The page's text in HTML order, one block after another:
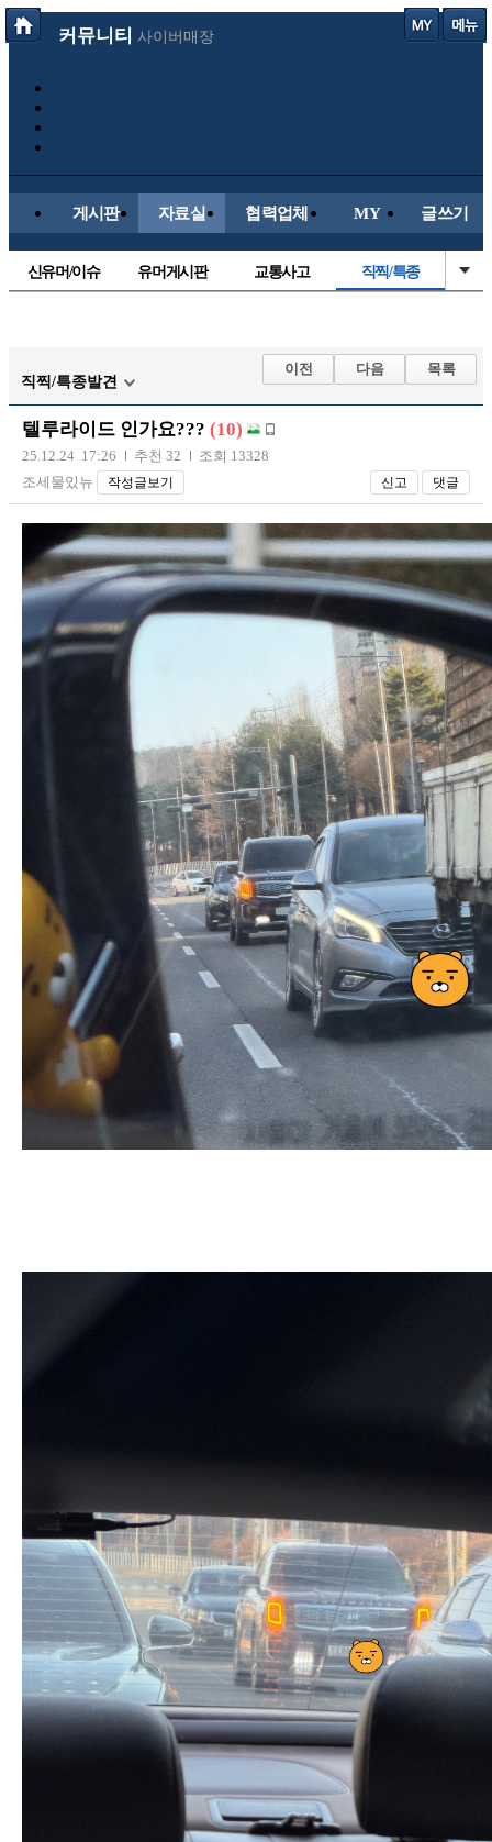
커뮤니티 사이버매장
게시판 자료실 협력업체 MY 글쓰기
신유머/이슈 유머게시판 교통사고 직찍/특종
자유사진 군사/무기
트럭/버스 항공/해운/철도
장착시공사진
직찍/특종발견
이전 다음 목록
텔루라이드 인가요??? (10)
25.12.24 17:26 추천 32
조회 13328
조세물있뉴
작성글보기 신고 댓글